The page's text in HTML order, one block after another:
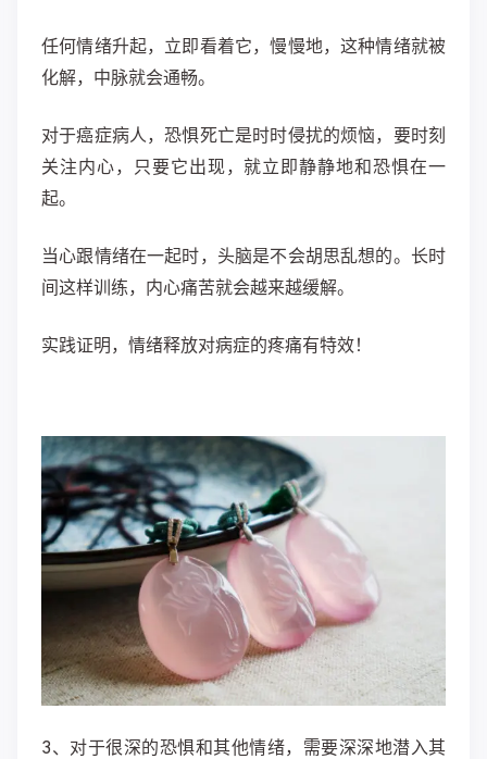
任何情绪升起，立即看着它，慢慢地，这种情绪就被
化解，中脉就会通畅。
对于癌症病人，恐惧死亡是时时侵扰的烦恼，要时刻
关注内心，只要它出现，就立即静静地和恐惧在一
起。
当心跟情绪在一起时，头脑是不会胡思乱想的。长时
间这样训练，内心痛苦就会越来越缓解。
实践证明，情绪释放对病症的疼痛有特效！
3、对于很深的恐惧和其他情绪，需要深深地潜入其